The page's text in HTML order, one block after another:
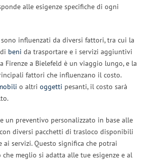
alle esigenze specifiche di ogni
influenzati da diversi fattori, tra cui la
beni da trasportare e i servizi aggiuntivi
Firenze a Bielefeld è un viaggio lungo, e la
fattori che influenzano il costo.
o altri oggetti pesanti, il costo sarà
un preventivo personalizzato in base alle
diversi pacchetti di trasloco disponibili
ai servizi. Questo significa che potrai
meglio si adatta alle tue esigenze e al